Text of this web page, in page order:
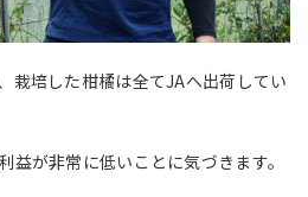
栽培した柑橘は全てJAへ出荷してい
益が非常に低いことに気づきます。